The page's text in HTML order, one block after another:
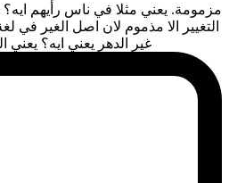
مزمومة. يعني مثلا في ناس رأيهم
التغيير الا مذموم لان اصل الغير في
غير الدهر يعني ايه؟